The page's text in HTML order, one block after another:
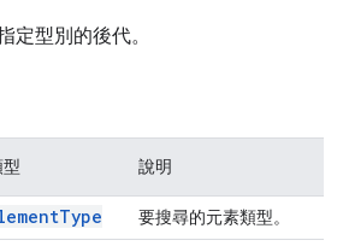
定型別的後代。
說明
Type 要搜尋的元素類型。